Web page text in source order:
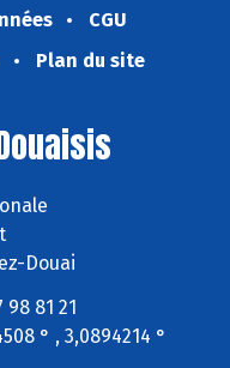
CGU
Plan du site
Douai
81 21
° , 3,0894214 °